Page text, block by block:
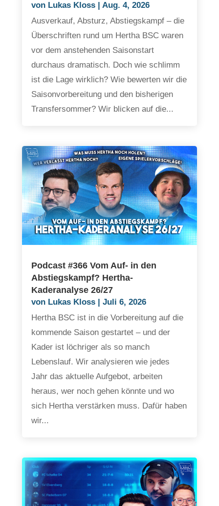
von Lukas Kloss| Aug. 4, 2026
Ausverkauf, Absturz, Abstiegskampf – die
Überschriften rund um Hertha BSC waren
vor dem anstehenden Saisonstart
durchaus dramatisch. Doch wie schlimm
ist die Lage wirklich? Wie bewerten wir die
Saisonvorbereitung und den bisherigen
Transfersommer? Wir blicken auf die...
Podcast #366 Vom Auf- in den
Abstiegskampf? Hertha-
Kaderanalyse 26/27
von Lukas Kloss| Juli 6, 2026
Hertha BSC ist in die Vorbereitung auf die
kommende Saison gestartet – und der
Kader ist löchriger als so manch
Lebenslauf. Wir analysieren wie jedes
Jahr das aktuelle Aufgebot, arbeiten
heraus, wer noch gehen könnte und wo
sich Hertha verstärken muss. Dafür haben
wir...